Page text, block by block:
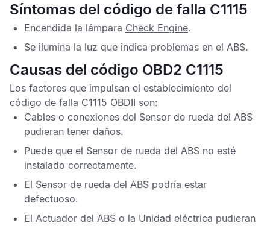
Síntomas del código de falla C1115
Encendida la lámpara Check Engine.
Se ilumina la luz que indica problemas en el ABS.
Causas del código OBD2 C1115
Los factores que impulsan el establecimiento del
código de falla C1115 OBDII son:
Cables o conexiones del Sensor de rueda del ABS
pudieran tener daños.
Puede que el Sensor de rueda del ABS no esté
instalado correctamente.
El Sensor de rueda del ABS podría estar
defectuoso.
El Actuador del ABS o la Unidad eléctrica pudieran